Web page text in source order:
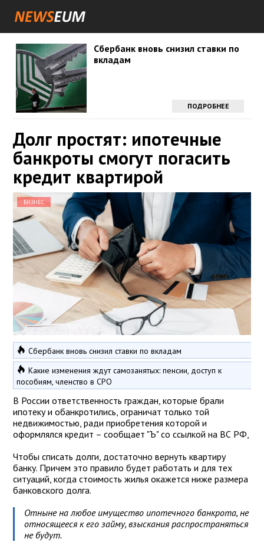
Сбербанк вновь снизил ставки по
вкладам
ПОДРОБНЕЕ
Долг простят: ипотечные
банкроты смогут погасить
кредит квартирой
БИЗНЕС
Сбербанк вновь снизил ставки по вкладам
Какие изменения ждут самозанятых: пенсии, доступ к
пособиям, членство в СРО
В России ответственность граждан, которые брали
ипотеку и обанкротились, ограничат только той
недвижимостью, ради приобретения которой и
оформлялся кредит – сообщает "Ъ" со ссылкой на ВС РФ,
Чтобы списать долги, достаточно вернуть квартиру
банку. Причем это правило будет работать и для тех
ситуаций, когда стоимость жилья окажется ниже размера
банковского долга.
Отныне на любое имущество ипотечного банкрота, не
относящееся к его займу, взыскания распространяться
не будут.